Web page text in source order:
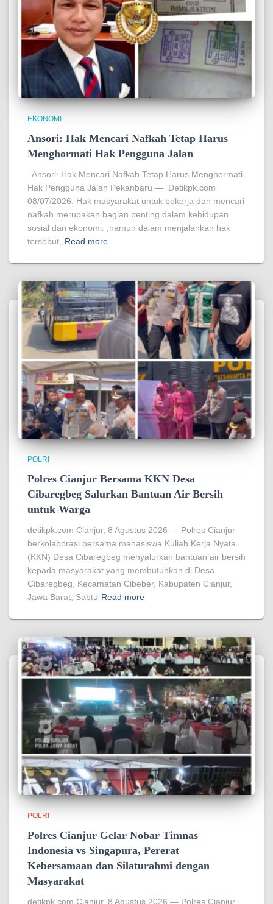
EKONOMI
Ansori: Hak Mencari Nafkah Tetap Harus
Menghormati Hak Pengguna Jalan
Ansori: Hak Mencari Nafkah Tetap Harus Menghormati
Hak Pengguna Jalan Pekanbaru — Detikpk.com
08/07/2026. Hak masyarakat untuk bekerja dan mencari
nafkah merupakan bagian penting dalam kehidupan
sosial dan ekonomi. ,namun dalam menjalankan hak
tersebut,
Read more
POLRI
Polres Cianjur Bersama KKN Desa
Cibaregbeg Salurkan Bantuan Air Bersih
untuk Warga
detikpk.com Cianjur, 8 Agustus 2026 — Polres Cianjur
berkolaborasi bersama mahasiswa Kuliah Kerja Nyata
(KKN) Desa Cibaregbeg menyalurkan bantuan air bersih
kepada masyarakat yang membutuhkan di Desa
Cibaregbeg, Kecamatan Cibeber, Kabupaten Cianjur,
Jawa Barat, Sabtu Read more
POLRI
Polres Cianjur Gelar Nobar Timnas
Indonesia vs Singapura, Pererat
Kebersamaan dan Silaturahmi dengan
Masyarakat
detikpk.com Cianjur, 8 Agustus 2026 — Polres Cianjur